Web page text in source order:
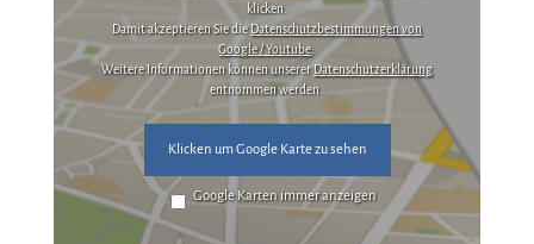
klicken.
Damit akzeptieren Sie dieDatenschutzbestimmungen von
Google / Youtube.
Weitere Informationen können unsererDatenschutzerklärung
entnommen werden.
Klicken um Google Karte zu sehen
Google Karten immer anzeigen